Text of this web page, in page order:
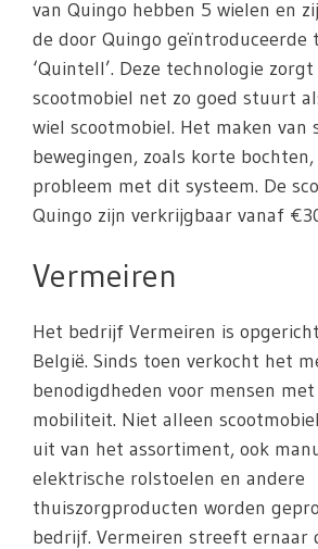
van Quingo hebben 5 wielen en
de door Quingo geïntroduceerde
‘Quintell’. Deze technologie
scootmobiel net zo goed stuurt
wiel scootmobiel. Het maken van
bewegingen, zoals korte bochten,
probleem met dit systeem. De
Quingo zijn verkrijgbaar vanaf
Vermeiren
Het bedrijf Vermeiren is
België. Sinds toen verkocht het
benodigdheden voor mensen
mobiliteit. Niet alleen
uit van het assortiment, ook
elektrische rolstoelen en andere
thuiszorgproducten worden
bedrijf. Vermeiren streeft ernaar